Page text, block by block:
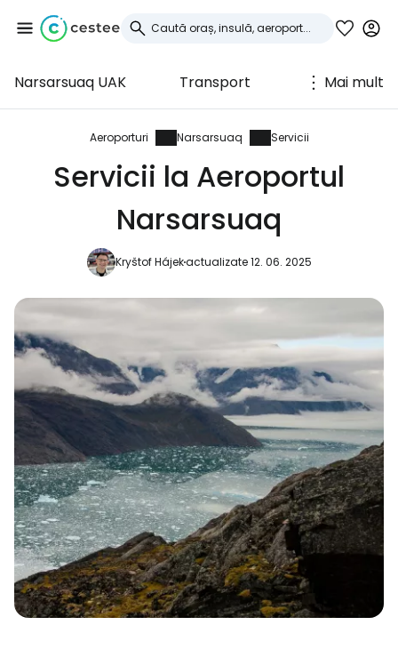
Narsarsuaq UAK Transport Mai mult
Aeroporturi Narsarsuaq Servicii
Servicii la Aeroportul
Narsarsuaq
Kryštof Hájekactualizate 12. 06. 2025
Conectați-vă la
Cestee
... comunitatea mondială a călătorilor
Continuați cu Google
Continuați cu Facebook
Continuați cu e-mailul